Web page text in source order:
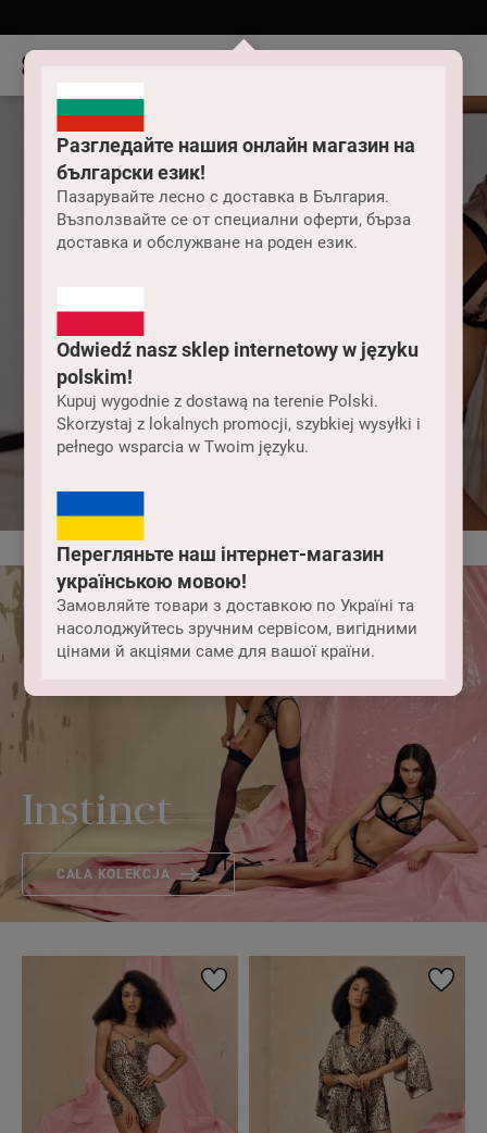
Разгледайте нашия онлайн магазин на
български език!
Пазарувайте лесно с доставка в България.
Възползвайте се от специални оферти, бърза
доставка и обслужване на роден език.
Odwiedź nasz sklep internetowy w języku
polskim!
Kupuj wygodnie z dostawą na terenie Polski.
Skorzystaj z lokalnych promocji, szybkiej wysyłki i
pełnego wsparcia w Twoim języku.
Перегляньте наш інтернет-магазин
українською мовою!
Замовляйте товари з доставкою по Україні та
насолоджуйтесь зручним сервісом, вигідними
цінами й акціями саме для вашої країни.
Odzież damska
Instinct
CAŁA KOLEKCJA